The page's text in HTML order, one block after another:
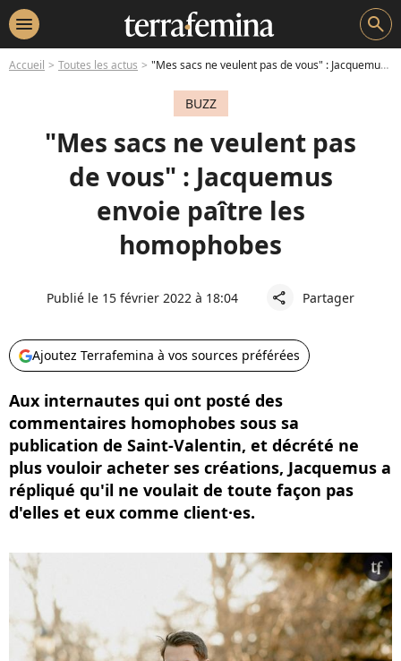
menu search
Accueil Toutes les actus "Mes sacs ne veulent pas de vous" : Jacquemus envoie paître les homophobes
BUZZ
"Mes sacs ne veulent pas
de vous" : Jacquemus
envoie paître les
homophobes
Publié le 15 février 2022 à 18:04 share Partager
Ajoutez Terrafemina à vos sources préférées
Aux internautes qui ont posté des
commentaires homophobes sous sa
publication de Saint-Valentin, et décrété ne
plus vouloir acheter ses créations, Jacquemus a
répliqué qu'il ne voulait de toute façon pas
d'elles et eux comme client·es.